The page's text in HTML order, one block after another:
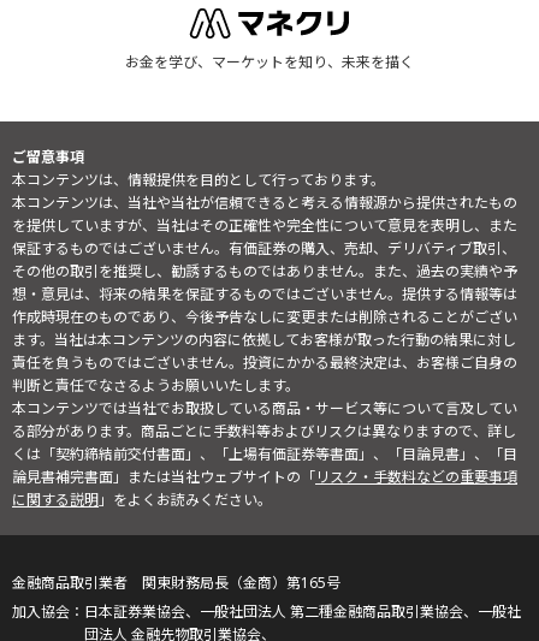
お金を学び、マーケットを知り、未来を描く
ご留意事項
本コンテンツは、情報提供を目的として行っております。
本コンテンツは、当社や当社が信頼できると考える情報源から提供されたもの
を提供していますが、当社はその正確性や完全性について意見を表明し、また
保証するものではございません。有価証券の購入、売却、デリバティブ取引、
その他の取引を推奨し、勧誘するものではありません。また、過去の実績や予
想・意見は、将来の結果を保証するものではございません。提供する情報等は
作成時現在のものであり、今後予告なしに変更または削除されることがござい
ます。当社は本コンテンツの内容に依拠してお客様が取った行動の結果に対し
責任を負うものではございません。投資にかかる最終決定は、お客様ご自身の
判断と責任でなさるようお願いいたします。
本コンテンツでは当社でお取扱している商品・サービス等について言及してい
る部分があります。商品ごとに手数料等およびリスクは異なりますので、詳し
くは「契約締結前交付書面」、「上場有価証券等書面」、「目論見書」、「目
論見書補完書面」または当社ウェブサイトの「リスク・手数料などの重要事項
に関する説明」をよくお読みください。
金融商品取引業者 関東財務局長（金商）第165号
日本証券業協会、一般社団法人 第二種金融商品取引業協会、一般社
団法人 金融先物取引業協会、